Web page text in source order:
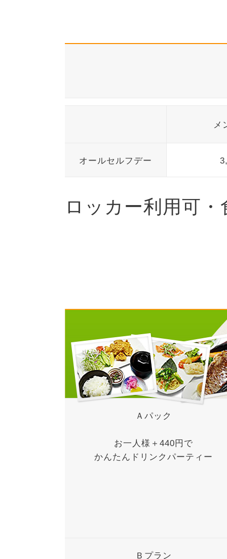
メ
オールセルフデー
ロッカー利用可
Ａパック
お一人様＋440円で
かんたんドリンクパーティー
Ｂプラン